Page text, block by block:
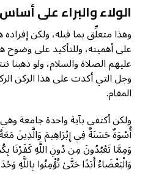
الولاء والبراء على
وهذا متعلِّق بما قبله، ولكن
على أهميته، وللتأكيد على وضوح
عليهم الصلاة والسلام، ولو ذهبنا
وجل التي أكدت على هذا الركن
المقام.
ولكن أكتفي بآية واحدة جامعة
أُسْوَةٌ حَسَنَةٌ فِي إِبْرَاهِيمَ وَالَّذِينَ مَعَهُ
وَمِمَّا تَعْبُدُونَ مِن دُونِ اللَّهِ كَفَرْنَا
وَالْبَغْضَاءُ أَبَدًا حَتَّىٰ تُؤْمِنُوا بِاللَّهِ